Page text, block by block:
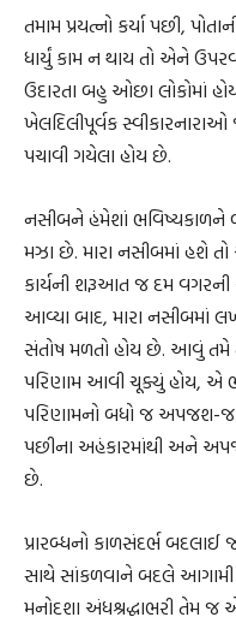
તમામ પ્રયત્નો કર્યા પછી,
ધાર્યું કામ ન થાય તો એને
ઉદારતા બહુ ઓછા લોકોમાં
ખેલદિલીપૂર્વક
પચાવી ગયેલા હોય છે.
નસીબને હંમેશાં ભવિષ્યકાળને
મઝા છે. મારા નસીબમાં હશે
કાર્યની શરૂઆત જ દમ
આવ્યા બાદ, મારા નસીબમાં
સંતોષ મળતો હોય છે. આવું તમે
પરિણામ આવી ચૂક્યું હોય, એ
પરિણામનો બધો જ અપજશ-
પછીના અહંકારમાંથી અને
છે.
પ્રારબ્ધનો કાળસંદર્ભ
સાથે સાંકળવાને બદલે
મનોદશા અંધશ્રદ્ધાભરી તેમ જ